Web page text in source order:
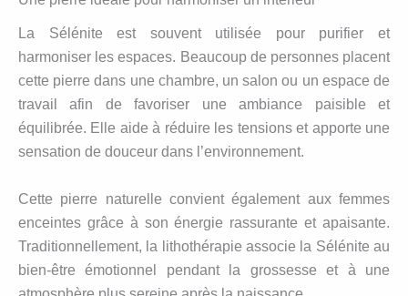
La Sélénite est souvent utilisée pour purifier et
harmoniser les espaces. Beaucoup de personnes placent
cette pierre dans une chambre, un salon ou un espace de
travail afin de favoriser une ambiance paisible et
équilibrée. Elle aide à réduire les tensions et apporte une
sensation de douceur dans l’environnement.
Cette pierre naturelle convient également aux femmes
enceintes grâce à son énergie rassurante et apaisante.
Traditionnellement, la lithothérapie associe la Sélénite au
bien-être émotionnel pendant la grossesse et à une